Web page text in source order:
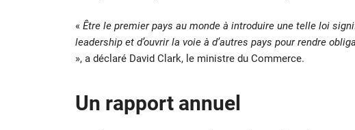
« Être le premier pays au monde à introduire une telle loi
leadership et d’ouvrir la voie à d’autres pays pour rendre
», a déclaré David Clark, le ministre du Commerce.
Un rapport annuel